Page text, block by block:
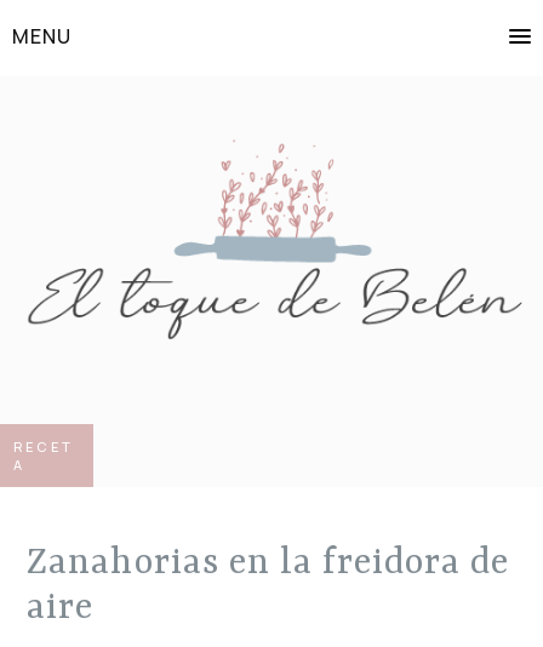
MENU
RECET
A
zanahorias en la freidora de
aire